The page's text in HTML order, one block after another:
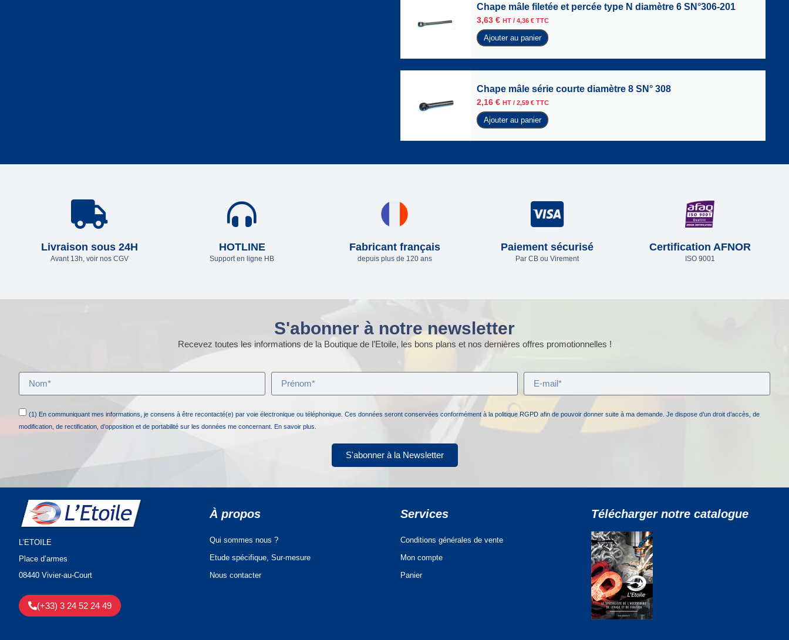
Chape mâle filetée et percée type N diamètre 6 SN°306-201
3,63 € HT / 4,36 € TTC
Ajouter au panier
Chape mâle série courte diamètre 8 SN° 308
2,16 € HT / 2,59 € TTC
Ajouter au panier
Livraison sous 24H
Avant 13h, voir nos CGV
HOTLINE
Support en ligne HB
Fabricant français
depuis plus de 120 ans
Paiement sécurisé
Par CB ou Virement
Certification AFNOR
ISO 9001
S'abonner à notre newsletter
Recevez toutes les informations de la Boutique de l’Etoile, les bons plans et nos dernières offres promotionnelles !
(1) En communiquant mes informations, je consens à être recontacté(e) par voie électronique ou téléphonique. Ces données seront conservées conformément à la politique RGPD afin de pouvoir donner suite à ma demande. Je dispose d’un droit d’accès, de
modification, de rectification, d’opposition et de portabilité sur les données me concernant. En savoir plus.
S'abonner à la Newsletter
L’ETOILE
Place d’armes
08440 Vivier-au-Court
(+33) 3 24 52 24 49
À propos
Qui sommes nous ?
Etude spécifique, Sur-mesure
Nous contacter
Services
Conditions générales de vente
Mon compte
Panier
Télécharger notre catalogue